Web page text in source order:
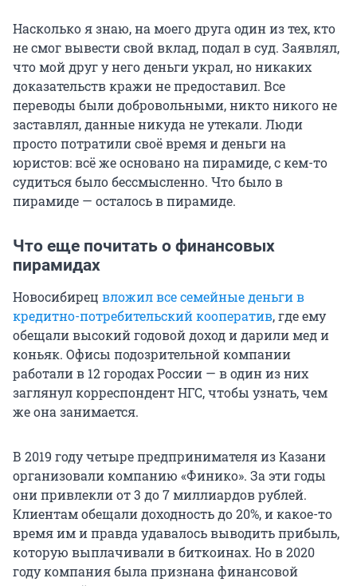
Насколько я знаю, на моего друга один из тех, кто
не смог вывести свой вклад, подал в суд. Заявлял,
что мой друг у него деньги украл, но никаких
доказательств кражи не предоставил. Все
переводы были добровольными, никто никого не
заставлял, данные никуда не утекали. Люди
просто потратили своё время и деньги на
юристов: всё же основано на пирамиде, с кем-то
судиться было бессмысленно. Что было в
пирамиде — осталось в пирамиде.
Что еще почитать о финансовых
пирамидах
Новосибирец вложил все семейные деньги в
кредитно-потребительский кооператив, где ему
обещали высокий годовой доход и дарили мед и
коньяк. Офисы подозрительной компании
работали в 12 городах России — в один из них
заглянул корреспондент НГС, чтобы узнать, чем
же она занимается.
В 2019 году четыре предпринимателя из Казани
организовали компанию «Финико». За эти годы
они привлекли от 3 до 7 миллиардов рублей.
Клиентам обещали доходность до 20%, и какое-то
время им и правда удавалось выводить прибыль,
которую выплачивали в биткоинах. Но в 2020
году компания была признана финансовой